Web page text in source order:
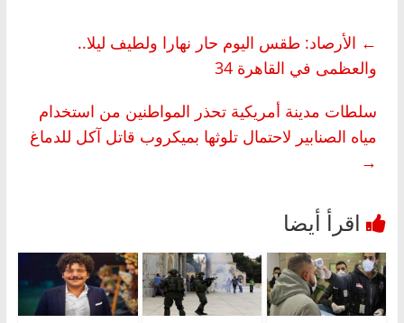
← الأرصاد: طقس اليوم حار نهارا ولطيف ليلا..
والعظمى في القاهرة 34
سلطات مدينة أمريكية تحذر المواطنين من استخدام
مياه الصنابير لاحتمال تلوثها بميكروب قاتل آكل للدماغ
→